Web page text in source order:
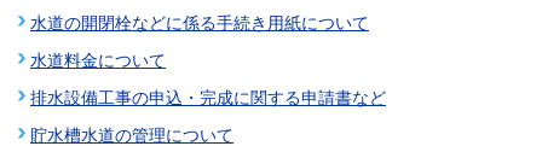
水道の開閉栓などに係る手続き用紙について
水道料金について
排水設備工事の申込・完成に関する申請書など
貯水槽水道の管理について